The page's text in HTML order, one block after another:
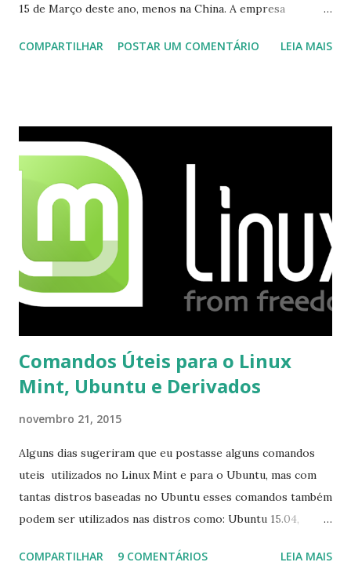
15 de Março deste ano, menos na China. A empresa
integrado com o serviço do MSN, segundo a empresa, os
o Windows Live (assim como muitos profissionais de TI) ,
mesmo na versão para Linux, claro, sempre existem outras
opções e o Pidgin, que se mostra como opção.
COMPARTILHAR POSTAR UM COMENTÁRIO LEIA MAIS
Comandos Úteis para o Linux
Mint, Ubuntu e Derivados
novembro 21, 2015
Alguns dias sugeriram que eu postasse alguns comandos
uteis utilizados no Linux Mint e para o Ubuntu, mas com
tantas distros baseadas no Ubuntu esses comandos também
podem ser utilizados nas distros como: Ubuntu 15.04,
Linux Mint 17, Pinguy OS 14.04, Elementary OS 0.3, Deepin
COMPARTILHAR 9 COMENTÁRIOS LEIA MAIS